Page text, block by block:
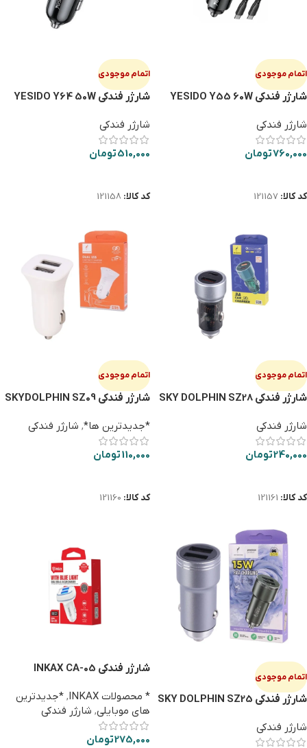
اتمام موجودی
شارژر فندکی YESIDO Y55 60W
شارژر فندکی
760,000تومان
کد کالا: 121157
اتمام موجودی
شارژر فندکی YESIDO Y64 50W
شارژر فندکی
510,000تومان
کد کالا: 121158
اتمام موجودی
شارژر فندکی SKY DOLPHIN SZ28
شارژر فندکی
240,000تومان
کد کالا: 121161
اتمام موجودی
شارژر فندکی SKYDOLPHIN SZ09
*جدیدترین ها*, شارژر فندکی
110,000تومان
کد کالا: 121160
اتمام موجودی
شارژر فندکی SKY DOLPHIN SZ25
شارژر فندکی
شارژر فندکی INKAX CA-05
* محصولات INKAX
, *جدیدترین
های موبایلی, شارژر فندکی
275,000تومان